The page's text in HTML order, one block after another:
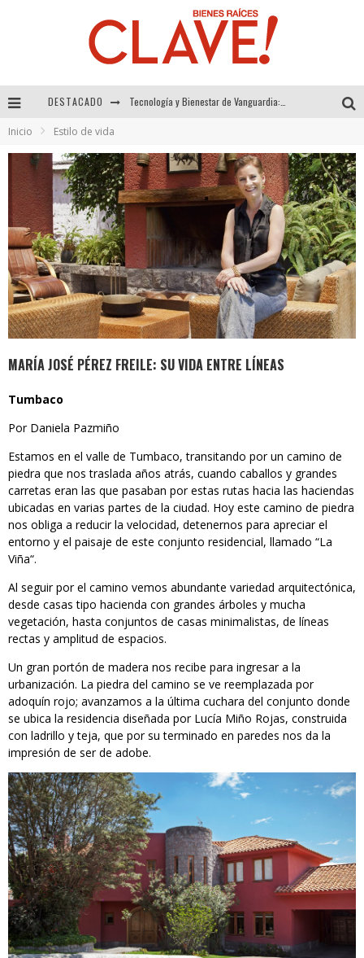
DESTACADO Sector Inmobiliario – recuperación a paso firme
El Despertar de la Calidez: Acabados Dorados de FV para Elevar tu Espacio
Tecnología y Bienestar de Vanguardia: El Inodoro Inteligente Neotech de FV.
Inicio Estilo de vida
MARÍA JOSÉ PÉREZ FREILE: SU VIDA ENTRE LÍNEAS
Tumbaco
Por Daniela Pazmiño
Estamos en el valle de Tumbaco, transitando por un camino de
piedra que nos traslada años atrás, cuando caballos y grandes
carretas eran las que pasaban por estas rutas hacia las haciendas
ubicadas en varias partes de la ciudad. Hoy este camino de piedra
nos obliga a reducir la velocidad, detenernos para apreciar el
entorno y el paisaje de este conjunto residencial, llamado “La
Viña“.
Al seguir por el camino vemos abundante variedad arquitectónica,
desde casas tipo hacienda con grandes árboles y mucha
vegetación, hasta conjuntos de casas minimalistas, de líneas
rectas y amplitud de espacios.
Un gran portón de madera nos recibe para ingresar a la
urbanización. La piedra del camino se ve reemplazada por
adoquín rojo; avanzamos a la última cuchara del conjunto donde
se ubica la residencia diseñada por Lucía Miño Rojas, construida
con ladrillo y teja, que por su terminado en paredes nos da la
impresión de ser de adobe.